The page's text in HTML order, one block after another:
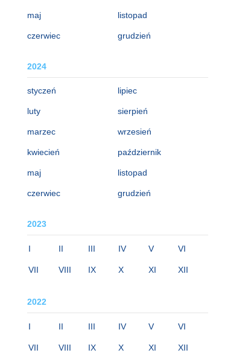
maj
czerwiec
listopad
grudzień
2024
styczeń
luty
marzec
kwiecień
maj
czerwiec
lipiec
sierpień
wrzesień
październik
listopad
grudzień
2023
I II III IV V VI
VII VIII IX X XI XII
2022
I II III IV V VI
VII VIII IX X XI XII